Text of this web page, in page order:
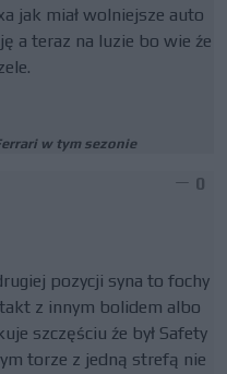
jak miał wolniejsze auto
a teraz na luzie bo wie źe
w tym sezonie
0
pozycji syna to fochy
z innym bolidem albo
szczęściu źe był Safety
torze z jedną strefą nie